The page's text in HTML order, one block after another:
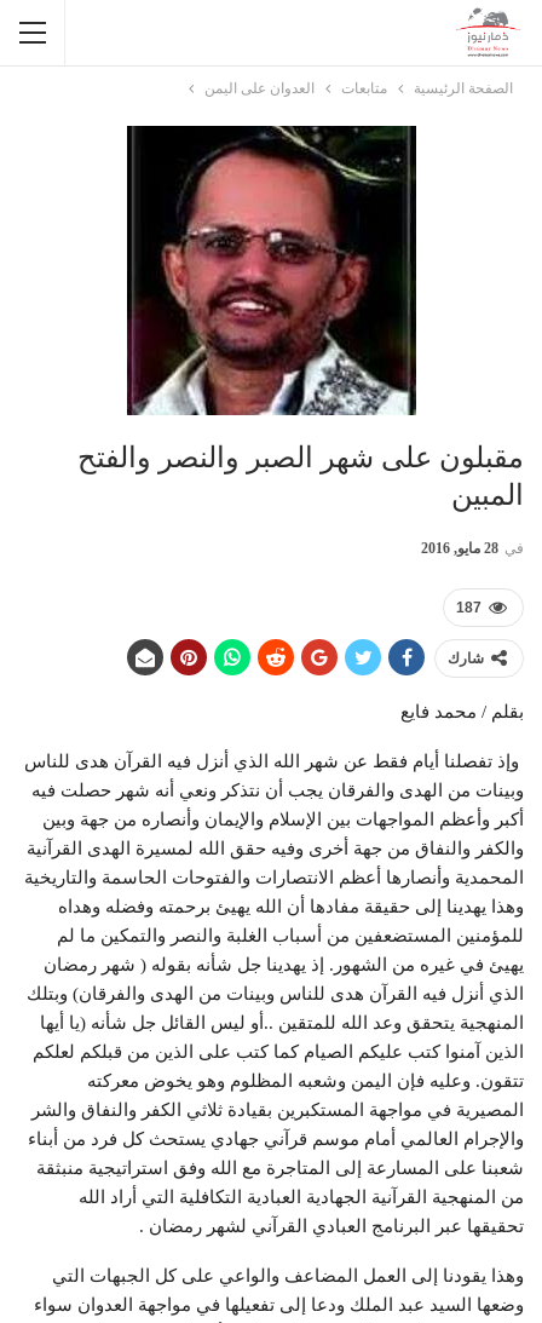
الصفحة الرئيسية متابعات العدوان على اليمن
مقبلون على شهر الصبر والنصر والفتح
المبين
في 28 مايو, 2016
187
شارك
بقلم / محمد فايع
وإذ تفصلنا أيام فقط عن شهر الله الذي أنزل فيه القرآن هدى للناس
وبينات من الهدى والفرقان يجب أن نتذكر ونعي أنه شهر حصلت فيه
أكبر وأعظم المواجهات بين الإسلام والإيمان وأنصاره من جهة وبين
والكفر والنفاق من جهة أخرى وفيه حقق الله لمسيرة الهدى القرآنية
المحمدية وأنصارها أعظم الانتصارات والفتوحات الحاسمة والتاريخية
وهذا يهدينا إلى حقيقة مفادها أن الله يهيئ برحمته وفضله وهداه
للمؤمنين المستضعفين من أسباب الغلبة والنصر والتمكين ما لم
يهيئ في غيره من الشهور. إذ يهدينا جل شأنه بقوله ( شهر رمضان
الذي أنزل فيه القرآن هدى للناس وبينات من الهدى والفرقان) وبتلك
المنهجية يتحقق وعد الله للمتقين ..أو ليس القائل جل شأنه (يا أيها
الذين آمنوا كتب عليكم الصيام كما كتب على الذين من قبلكم لعلكم
تتقون. وعليه فإن اليمن وشعبه المظلوم وهو يخوض معركته
المصيرية في مواجهة المستكبرين بقيادة ثلاثي الكفر والنفاق والشر
والإجرام العالمي أمام موسم قرآني جهادي يستحث كل فرد من أبناء
شعبنا على المسارعة إلى المتاجرة مع الله وفق استراتيجية منبثقة
من المنهجية القرآنية الجهادية العبادية التكافلية التي أراد الله
تحقيقها عبر البرنامج العبادي القرآني لشهر رمضان .
وهذا يقودنا إلى العمل المضاعف والواعي على كل الجبهات التي
وضعها السيد عبد الملك ودعا إلى تفعيلها في مواجهة العدوان سواء